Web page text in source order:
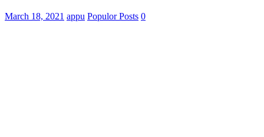
March 18, 2021 appu Populor Posts 0